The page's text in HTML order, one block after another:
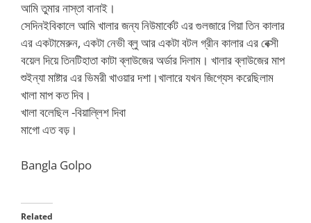
আমি তুমার নাস্তা বানাই।
সেদিনইবিকালে আমি খালার জন্য নিউমার্কেট এর গুলজারে গিয়া তিন কালার
এর একটামেরুন, একটা নেভী ব্লু আর একটা বটল গ্রীন কালার এর বেক্সী
বয়েল দিয়ে তিনটিহাতা কাটা ব্লাউজের অর্ডার দিলাম। খালার ব্লাউজের মাপ
শুইন্যা মাষ্টার এর ভিমরী খাওয়ার দশা।খালারে যখন জিগ্যেস করেছিলাম
খালা মাপ কত দিব।
খালা বলেছিল -বিয়াল্লিশ দিবা
মাগো এত বড়।
Bangla Golpo
Related